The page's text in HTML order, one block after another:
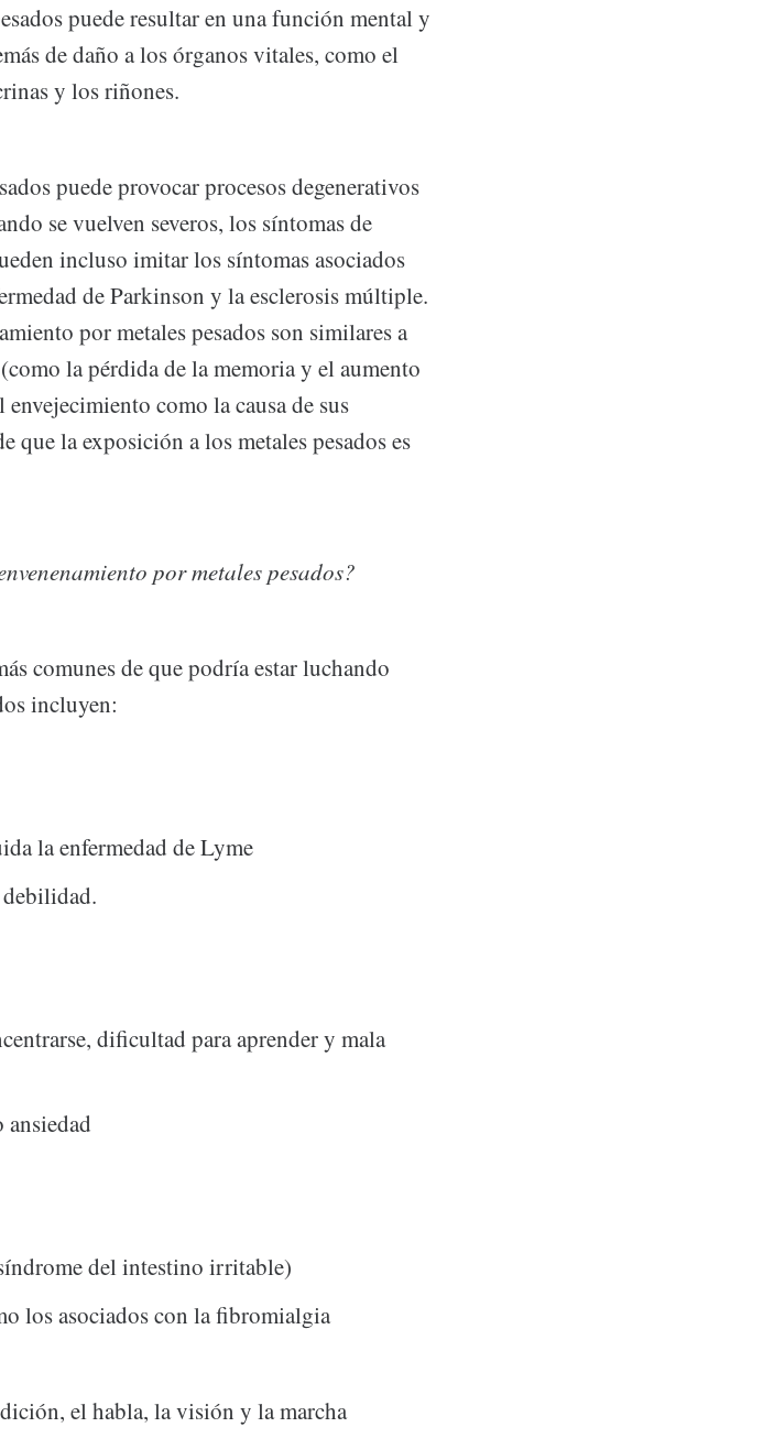
​​puede resultar en una función mental y
de daño a los órganos vitales, como el
y los riñones.
​​puede provocar procesos degenerativos
se vuelven severos, los síntomas de
incluso imitar los síntomas asociados
de Parkinson y la esclerosis múltiple.
por metales pesados ​​son similares a
la pérdida de la memoria y el aumento
como la causa de sus
que la exposición a los metales pesados ​​es
por metales pesados?
comunes de que podría estar luchando
​​incluyen:
la enfermedad de Lyme
dificultad para aprender y mala
del intestino irritable)
los asociados con la fibromialgia
el habla, la visión y la marcha